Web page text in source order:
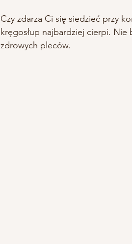
Czy zdarza Ci się siedzieć przy
kręgosłup najbardziej cierpi.
zdrowych pleców.